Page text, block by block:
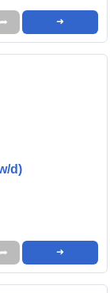
➦ ➜
d)
➦ ➜